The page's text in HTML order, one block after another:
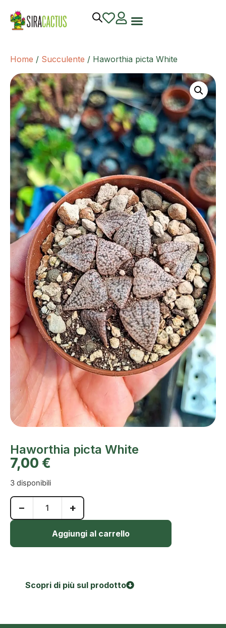
Home / Succulente / Haworthia picta White
Haworthia picta White
7,00 €
3 disponibili
− +
Aggiungi al carrello
Scopri di più sul prodotto